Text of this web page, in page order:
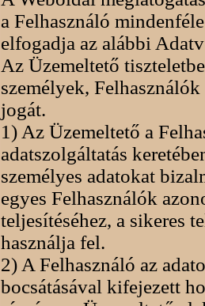
a Felhasználó
elfogadja az alábbi
Az Üzemeltető
személyek,
jogát.
1) Az Üzemeltető a
adatszolgáltatás
személyes adatokat
egyes Felhasználók
teljesítéséhez, a sikeres
használja fel.
2) A Felhasználó az
bocsátásával kifejezett